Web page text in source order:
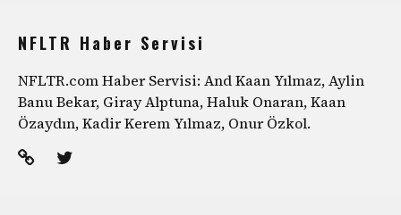
NFLTR Haber Servisi
NFLTR.com Haber Servisi: And Kaan Yılmaz, Aylin
Banu Bekar, Giray Alptuna, Haluk Onaran, Kaan
Özaydın, Kadir Kerem Yılmaz, Onur Özkol.